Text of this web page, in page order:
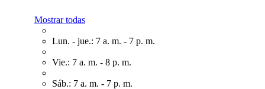
Mostrar todas
Lun. - jue.: 7 a. m. - 7 p. m.
Vie.: 7 a. m. - 8 p. m.
Sáb.: 7 a. m. - 7 p. m.